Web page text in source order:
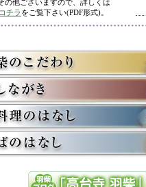
の他ございますので、詳しくは
コチラ をご覧下さい(PDF形式)。
5/